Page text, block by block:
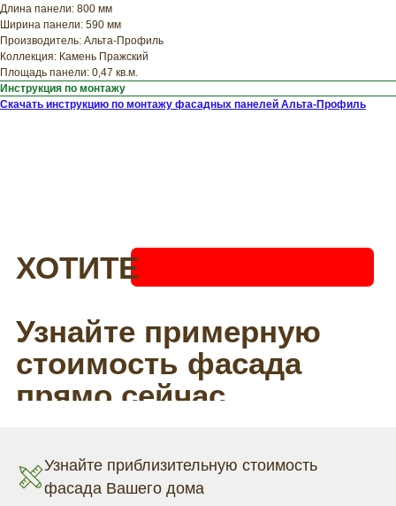
Длина панели: 800 мм
Ширина панели: 590 мм
Производитель: Альта-Профиль
Коллекция: Камень Пражский
Площадь панели: 0,47 кв.м.
Инструкция по монтажу
Скачать инструкцию по монтажу фасадных панелей Альта-Профиль
Узнайте приблизительную стоимость
фасада Вашего дома